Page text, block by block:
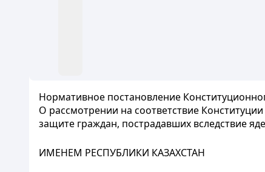
Нормативное постановление
О рассмотрении на соответствие
защите граждан, пострадавших вследствие
ИМЕНЕМ РЕСПУБЛИКИ КАЗАХСТАН